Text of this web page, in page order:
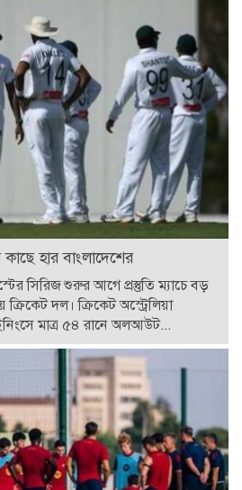
কাছে হার বাংলাদেশের
সিরিজ শুরুর আগে প্রস্তুতি ম্যাচে বড়
ক্রিকেট দল। ক্রিকেট অস্ট্রেলিয়া
মাত্র ৫৪ রানে অলআউট...